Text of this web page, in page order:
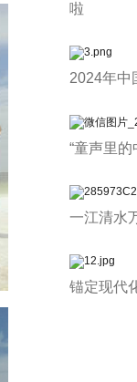
啦
2024年中
“童声里
一江清水
锚定现代